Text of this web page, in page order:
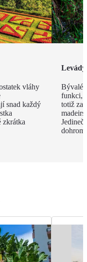
vláhy
snad každý
zkrátka
Levády
Bývalé
funkci,
totiž